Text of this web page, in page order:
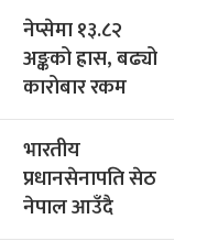
नेप्सेमा १३.८२
अङ्कको ह्रास, बढ्यो
कारोबार रकम
भारतीय
प्रधानसेनापति सेठ
नेपाल आउँदै